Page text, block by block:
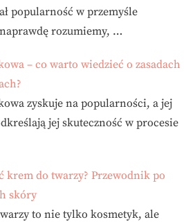
popularność w przemyśle
rozumiemy, …
– co warto wiedzieć o zasadach
zyskuje na popularności, a jej
jej skuteczność w procesie
krem do twarzy? Przewodnik po
skóry
to nie tylko kosmetyk, ale